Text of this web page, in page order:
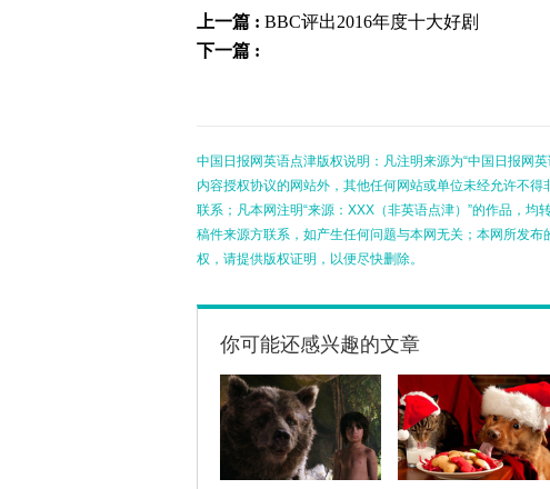
上一篇 : BBC评出2016年度十大好剧
下一篇 :
中国日报网英语点津版权说明：凡注明来源为“中国日报网
内容授权协议的网站外，其他任何网站或单位未经允许不
联系；凡本网注明“来源：XXX（非英语点津）”的作品，
稿件来源方联系，如产生任何问题与本网无关；本网所发
权，请提供版权证明，以便尽快删除。
你可能还感兴趣的文章